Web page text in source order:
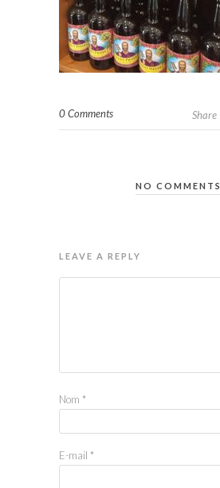
0 Comments Share
NO COMMENTS
LEAVE A REPLY
Nom *
E-mail *